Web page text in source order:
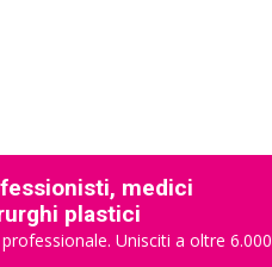
medici
plastici
Unisciti a oltre 6.000